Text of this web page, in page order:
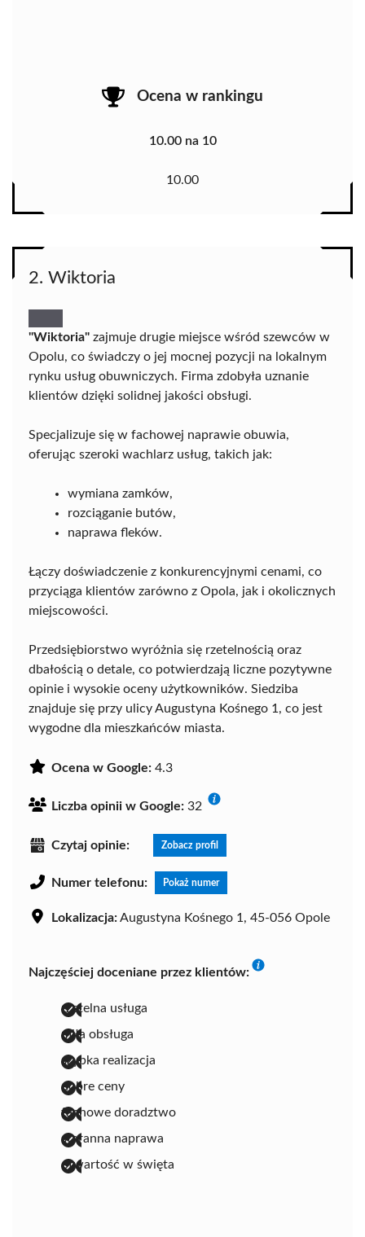
Ocena w rankingu
10.00 na 10
10.00
2. Wiktoria
"Wiktoria" zajmuje drugie miejsce wśród szewców w
Opolu, co świadczy o jej mocnej pozycji na lokalnym
rynku usług obuwniczych. Firma zdobyła uznanie
klientów dzięki solidnej jakości obsługi.
Specjalizuje się w fachowej naprawie obuwia,
oferując szeroki wachlarz usług, takich jak:
wymiana zamków,
rozciąganie butów,
naprawa fleków.
Łączy doświadczenie z konkurencyjnymi cenami, co
przyciąga klientów zarówno z Opola, jak i okolicznych
miejscowości.
Przedsiębiorstwo wyróżnia się rzetelnością oraz
dbałością o detale, co potwierdzają liczne pozytywne
opinie i wysokie oceny użytkowników. Siedziba
znajduje się przy ulicy Augustyna Kośnego 1, co jest
wygodne dla mieszkańców miasta.
Ocena w Google: 4.3
Liczba opinii w Google: 32
Czytaj opinie: Zobacz profil
Numer telefonu: Pokaż numer
Lokalizacja:Augustyna Kośnego 1, 45-056 Opole
Najczęściej doceniane przez klientów:
rzetelna usługa
miła obsługa
szybka realizacja
dobre ceny
fachowe doradztwo
staranna naprawa
otwartość w święta